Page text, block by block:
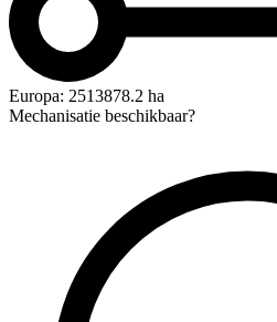
Europa: 2513878.2 ha
Mechanisatie beschikbaar?